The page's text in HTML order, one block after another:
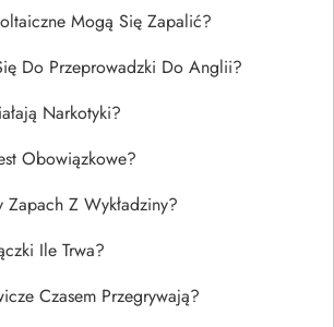
Mogą Się Zapalić?
Do Przeprowadzki Do Anglii?
Narkotyki?
Obowiązkowe?
Zapach Z Wykładziny?
Ile Trwa?
Czasem Przegrywają?